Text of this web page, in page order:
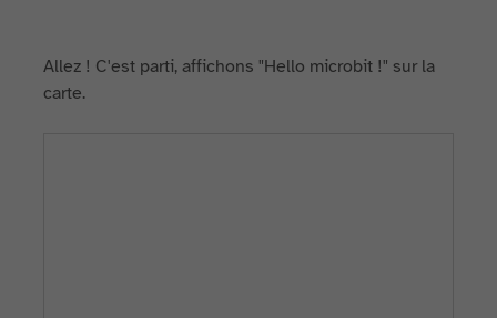
Allez ! C'est parti, affichons "Hello microbit !" sur la
carte.